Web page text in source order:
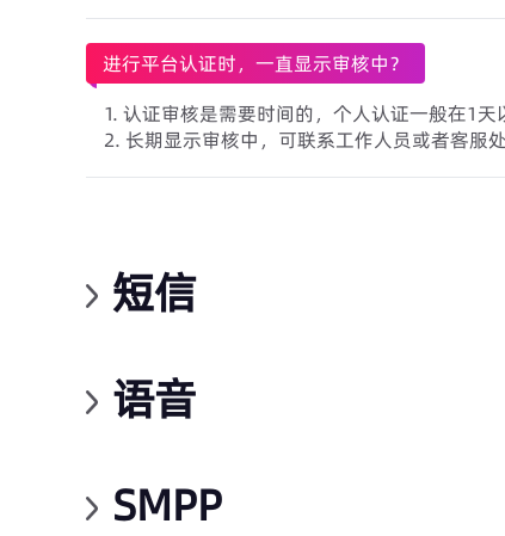
进行平台认证时，一直显示审核中？
1. 认证审核是需要时间的，个人认证一般在1天
2. 长期显示审核中，可联系工作人员或者客服处
短信
语音
SMPP